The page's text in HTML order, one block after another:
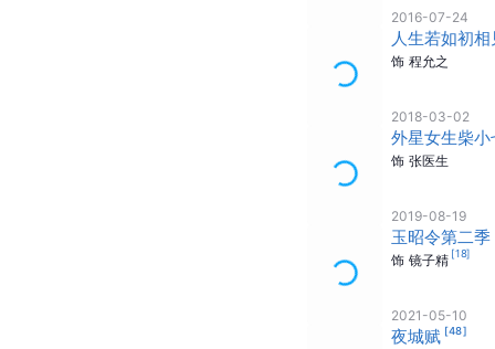
2016-07-24
人生若如初相
饰 程允之
2018-03-02
外星女生柴小
饰 张医生
2019-08-19
玉昭令第二季
饰 镜子精 [18]
2021-05-10
夜城赋 [48]